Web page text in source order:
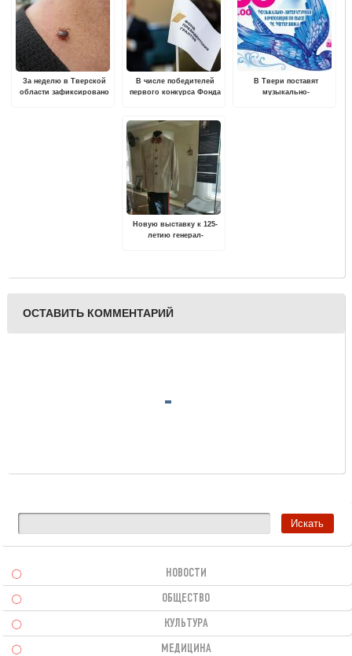
За неделю в Тверской
области зафиксировано
В числе победителей
первого конкурса Фонда
из Тверской области
В Твери поставят
музыкально-
Новую выставку к 125-
летию генерал-
ОСТАВИТЬ КОММЕНТАРИЙ
НОВОСТИ
ОБЩЕСТВО
КУЛЬТУРА
МЕДИЦИНА